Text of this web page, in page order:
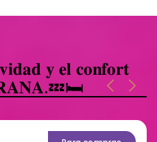
𝐲 𝐞𝐥 𝐜𝐨𝐧𝐟𝐨𝐫𝐭